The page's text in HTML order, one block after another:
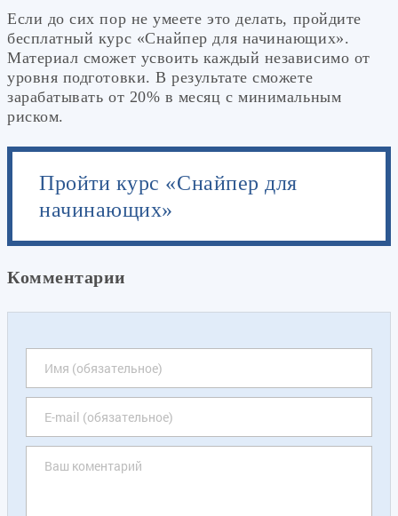
Если до сих пор не умеете это делать, пройдите
бесплатный курс «Снайпер для начинающих».
Материал сможет усвоить каждый независимо от
уровня подготовки. В результате сможете
зарабатывать от 20% в месяц с минимальным
риском.
Пройти курс «Снайпер для
начинающих»
Комментарии